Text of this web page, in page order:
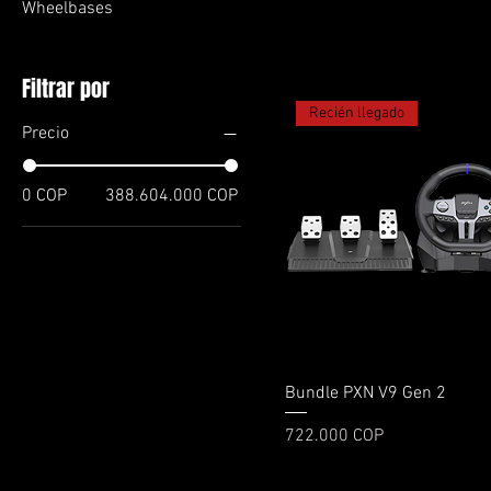
Wheelbases
Filtrar por
Precio
0 COP 388.604.000 COP
Vista rápida
Recién llegado
Bundle PXN V9 Gen 2
Precio
722.000 COP